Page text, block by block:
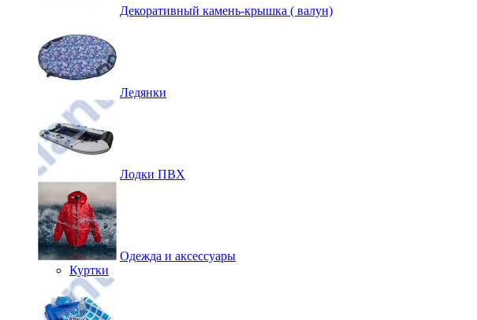
Декоративный камень-крышка ( валун)
Ледянки
Лодки ПВХ
Одежда и аксессуары
Куртки